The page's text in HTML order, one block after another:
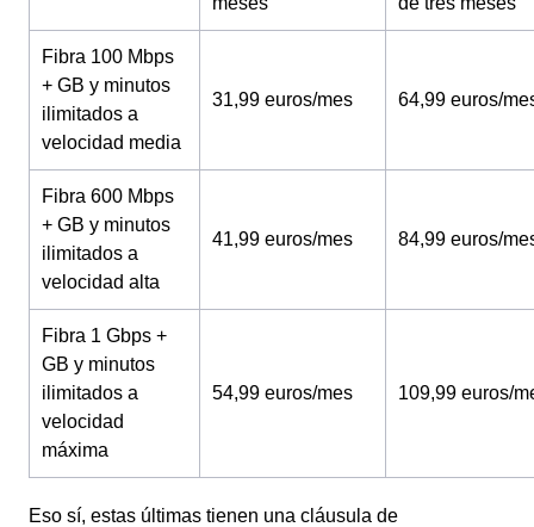
Fibra 100 Mbps
+ GB y minutos
ilimitados a
velocidad media
31,99 euros/mes 64,99 euros/
Fibra 600 Mbps
+ GB y minutos
ilimitados a
velocidad alta
41,99 euros/mes 84,99 euros/
Fibra 1 Gbps +
GB y minutos
ilimitados a
velocidad
máxima
54,99 euros/mes 109,99 euros/
Eso sí, estas últimas tienen una cláusula de